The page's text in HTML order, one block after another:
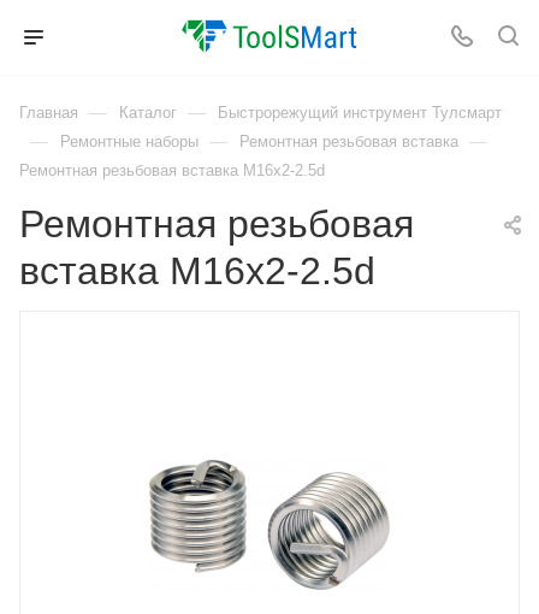
Главная — Каталог — Быстрорежущий инструмент Тулсмарт
— Ремонтные наборы — Ремонтная резьбовая вставка —
Ремонтная резьбовая вставка M16x2-2.5d
Ремонтная резьбовая
вставка M16x2-2.5d